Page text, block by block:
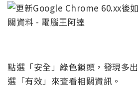
點選「安全」綠色鎖頭，發現多
選「有效」來查看相關資訊。